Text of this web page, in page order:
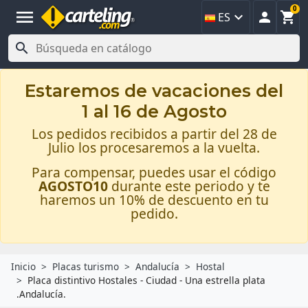
menu ES   
0

Estaremos de vacaciones del
1 al 16 de Agosto
Los pedidos recibidos a partir del 28 de
Julio los procesaremos a la vuelta.
Para compensar, puedes usar el código
AGOSTO10 durante este periodo y te
haremos un 10% de descuento en tu
pedido.
Inicio Placas turismo Andalucía
Hostal
Placa distintivo Hostales - Ciudad - Una estrella plata
.Andalucía.